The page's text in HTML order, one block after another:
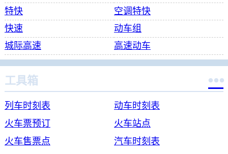
特快
空调特快
快速
动车组
城际高速
高速动车
工具箱 
列车时刻表
动车时刻表
火车票预订
火车站点
火车售票点
汽车时刻表